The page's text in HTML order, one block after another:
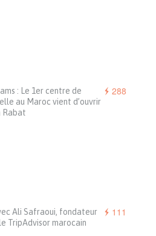
288
: Le 1er centre de
au Maroc vient d’ouvrir
Rabat
111
Ali Safraoui, fondateur
TripAdvisor marocain